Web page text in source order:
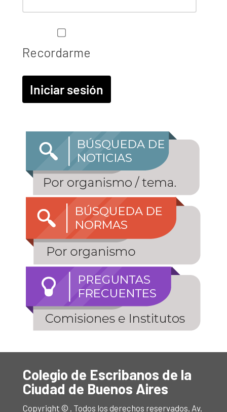
Recordarme
Colegio de Escribanos de la
Ciudad de Buenos Aires
Copyright © . Todos los derechos reservados. Av.